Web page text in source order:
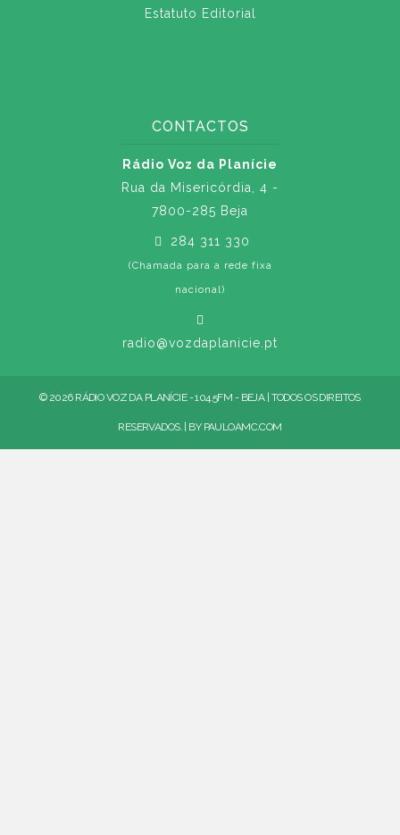
Estatuto Editorial
CONTACTOS
Rádio Voz da Planície
Rua da Misericórdia, 4 -
7800-285 Beja
284 311 330
(Chamada para a rede fixa
nacional)
radio@vozdaplanicie.pt
© 2026 RÁDIO VOZ DA PLANÍCIE - 104.5FM - BEJA | TODOS OS DIREITOS
RESERVADOS. | BY PAULOAMC.COM